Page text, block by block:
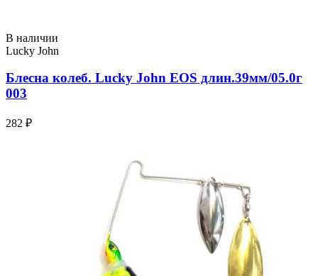
В наличии
Lucky John
Блесна колеб. Lucky John EOS длин.39мм/05.0г
003
282 ₽